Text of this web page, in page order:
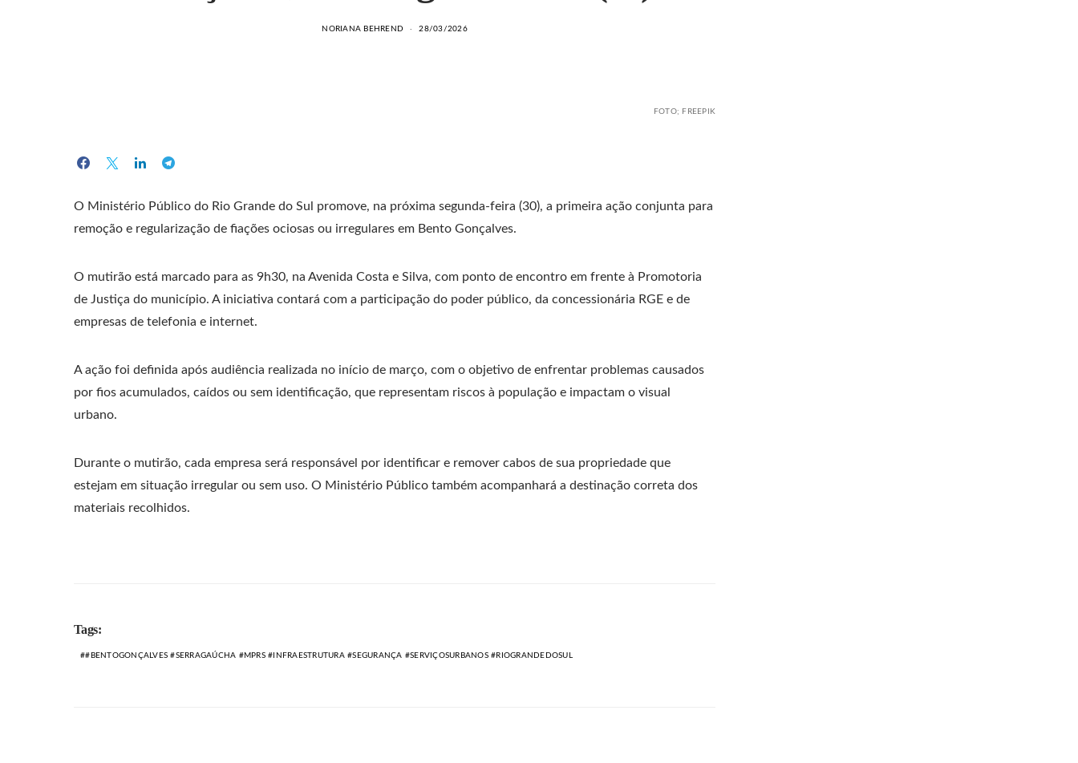
NORIANA BEHREND 28/03/2026
FOTO; FREEPIK
O Ministério Público do Rio Grande do Sul promove, na próxima segunda-feira (30), a primeira ação conjunta para
remoção e regularização de fiações ociosas ou irregulares em Bento Gonçalves.
O mutirão está marcado para as 9h30, na Avenida Costa e Silva, com ponto de encontro em frente à Promotoria
de Justiça do município. A iniciativa contará com a participação do poder público, da concessionária RGE e de
empresas de telefonia e internet.
A ação foi definida após audiência realizada no início de março, com o objetivo de enfrentar problemas causados
por fios acumulados, caídos ou sem identificação, que representam riscos à população e impactam o visual
urbano.
Durante o mutirão, cada empresa será responsável por identificar e remover cabos de sua propriedade que
estejam em situação irregular ou sem uso. O Ministério Público também acompanhará a destinação correta dos
materiais recolhidos.
Tags:
#BENTOGONÇALVES #SERRAGAÚCHA #MPRS #INFRAESTRUTURA #SEGURANÇA #SERVIÇOSURBANOS #RIOGRANDEDOSUL